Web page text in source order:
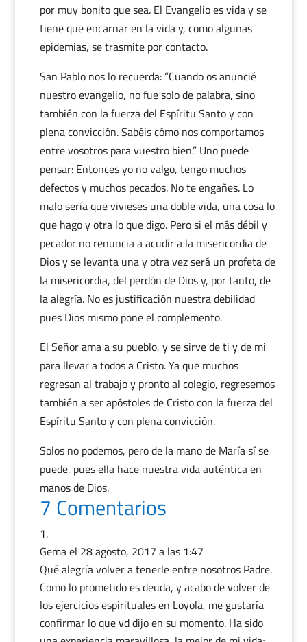
por muy bonito que sea. El Evangelio es vida y se
tiene que encarnar en la vida y, como algunas
epidemias, se trasmite por contacto.
San Pablo nos lo recuerda: “Cuando os anuncié
nuestro evangelio, no fue solo de palabra, sino
también con la fuerza del Espíritu Santo y con
plena convicción. Sabéis cómo nos comportamos
entre vosotros para vuestro bien.” Uno puede
pensar: Entonces yo no valgo, tengo muchos
defectos y muchos pecados. No te engañes. Lo
malo sería que vivieses una doble vida, una cosa lo
que hago y otra lo que digo. Pero si el más débil y
pecador no renuncia a acudir a la misericordia de
Dios y se levanta una y otra vez será un profeta de
la misericordia, del perdón de Dios y, por tanto, de
la alegría. No es justificación nuestra debilidad
pues Dios mismo pone el complemento.
El Señor ama a su pueblo, y se sirve de ti y de mi
para llevar a todos a Cristo. Ya que muchos
regresan al trabajo y pronto al colegio, regresemos
también a ser apóstoles de Cristo con la fuerza del
Espíritu Santo y con plena convicción.
Solos no podemos, pero de la mano de María sí se
puede, pues ella hace nuestra vida auténtica en
manos de Dios.
7 Comentarios
Gemael 28 agosto, 2017 a las 1:47
Qué alegría volver a tenerle entre nosotros Padre.
Como lo prometido es deuda, y acabo de volver de
los ejercicios espirituales en Loyola, me gustaría
confirmar lo que vd dijo en su momento. Ha sido